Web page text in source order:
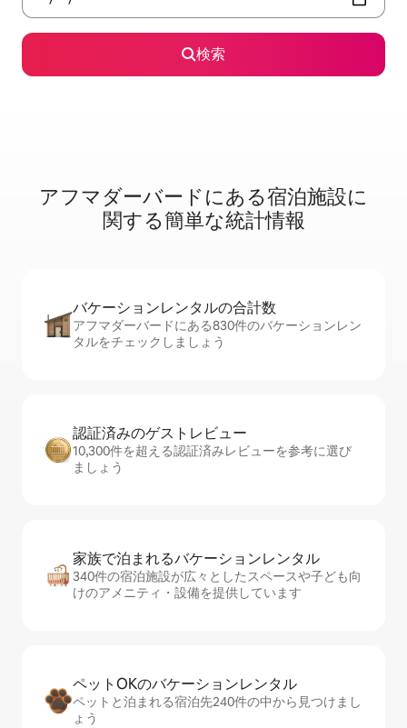
検索
アフマダーバードに⁠あ⁠る宿⁠泊⁠施⁠設⁠に
関⁠す⁠る簡⁠単⁠な統⁠計⁠情⁠報
バケーションレ⁠ン⁠タ⁠ル⁠の合⁠計⁠数
アフマダーバードにある830件のバケーションレン
タルをチェックしましょう
認証済みのゲ⁠ス⁠ト⁠レ⁠ビ⁠ュ⁠ー
10,300件を超える認証済みレビューを参考に選び
ましょう
家族で泊まれるバ⁠ケ⁠ー⁠シ⁠ョ⁠ンレ⁠ン⁠タ⁠ル
340件の宿泊施設が広々としたスペースや子ども向
けのアメニティ・設備を提供しています
ペットOKのバ⁠ケ⁠ー⁠シ⁠ョ⁠ンレ⁠ン⁠タ⁠ル
ペットと泊まれる宿泊先240件の中から見つけまし
ょう